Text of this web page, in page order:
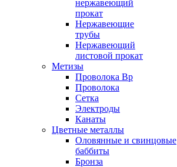
нержавеющий
прокат
Нержавеющие
трубы
Нержавеющий
листовой прокат
Метизы
Проволока Вр
Проволока
Сетка
Электроды
Канаты
Цветные металлы
Оловянные и свинцовые
баббиты
Бронза